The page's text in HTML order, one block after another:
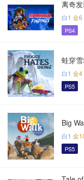
离奇
白1 金6
PS4
蛙穿
白1 金4
PS5
Big
白1 金
PS5